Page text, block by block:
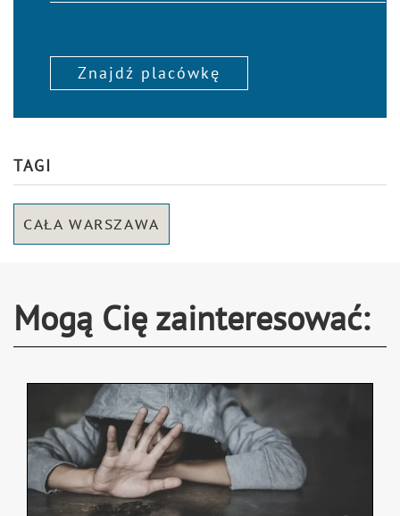
Znajdź placówkę
TAGI
CAŁA WARSZAWA
Mogą Cię zainteresować: